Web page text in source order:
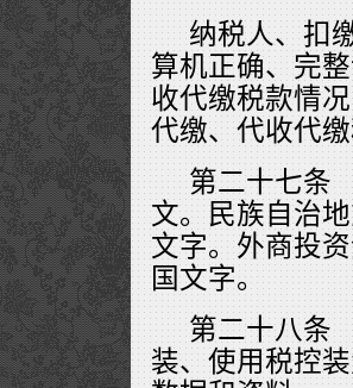
纳税人、扣
算机正确、完
收代缴税款情
代缴、代收代
第二十七条
文。民族自治
文字。外商投
国文字。
第二十八条
装、使用税控